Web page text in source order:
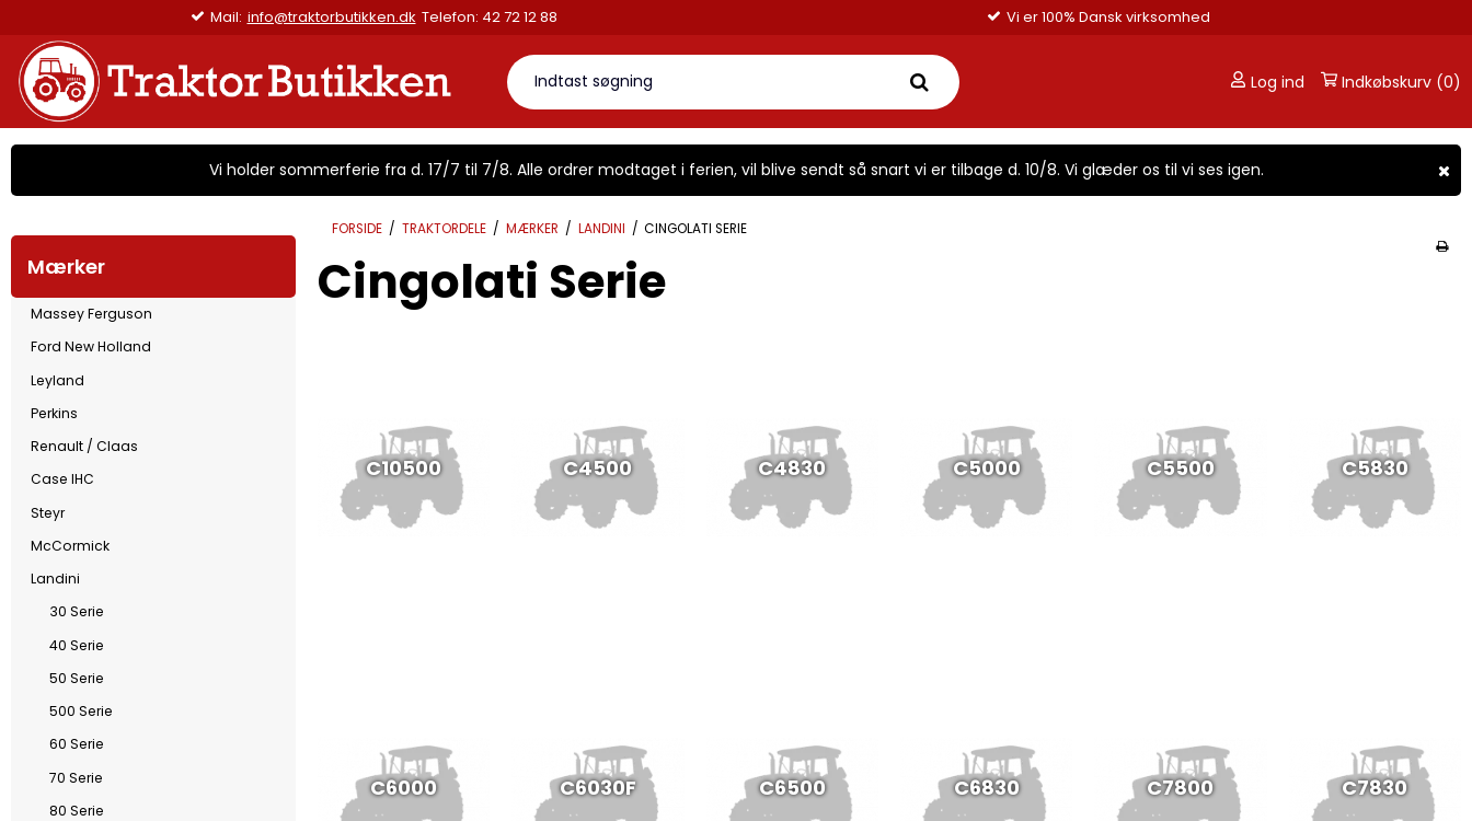
Mail: info@traktorbutikken.dk Telefon: 42 72 12 88 Vi er 100% Dansk virksomhed
Log ind Indkøbskurv (0)
Vi holder sommerferie fra d. 17/7 til 7/8. Alle ordrer modtaget i ferien, vil blive sendt så snart vi er tilbage d. 10/8. Vi glæder os til vi ses igen.
Mærker
Massey Ferguson
Ford New Holland
Leyland
Perkins
Renault / Claas
Case IHC
Steyr
McCormick
Landini
30 Serie
40 Serie
50 Serie
500 Serie
60 Serie
70 Serie
80 Serie
FORSIDE / TRAKTORDELE / MÆRKER / LANDINI / CINGOLATI SERIE
Cingolati Serie
C10500 C4500 C4830 C5000 C5500 C5830
C6000 C6030F C6500 C6830 C7800 C7830